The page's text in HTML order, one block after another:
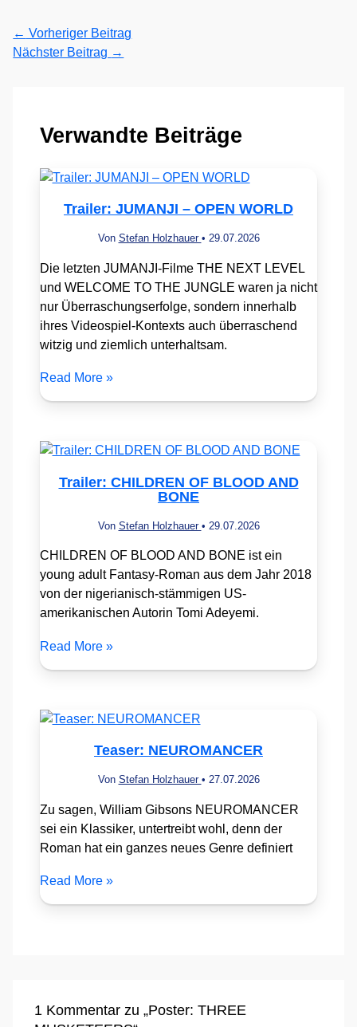
← Vorheriger Beitrag
Nächster Beitrag →
Verwandte Beiträge
Trailer: JUMANJI – OPEN WORLD
Von Stefan Holzhauer • 29.07.2026
Die letzten JUMANJI-Filme THE NEXT LEVEL
und WELCOME TO THE JUNGLE waren ja nicht
nur Überraschungserfolge, sondern innerhalb
ihres Videospiel-Kontexts auch überraschend
witzig und ziemlich unterhaltsam.
Read More »
Trailer: CHILDREN OF BLOOD AND
BONE
Von Stefan Holzhauer • 29.07.2026
CHILDREN OF BLOOD AND BONE ist ein
young adult Fantasy-Roman aus dem Jahr 2018
von der nigerianisch-stämmigen US-
amerikanischen Autorin Tomi Adeyemi.
Read More »
Teaser: NEUROMANCER
Von Stefan Holzhauer • 27.07.2026
Zu sagen, William Gibsons NEUROMANCER
sei ein Klassiker, untertreibt wohl, denn der
Roman hat ein ganzes neues Genre definiert
Read More »
1 Kommentar zu „Poster: THREE